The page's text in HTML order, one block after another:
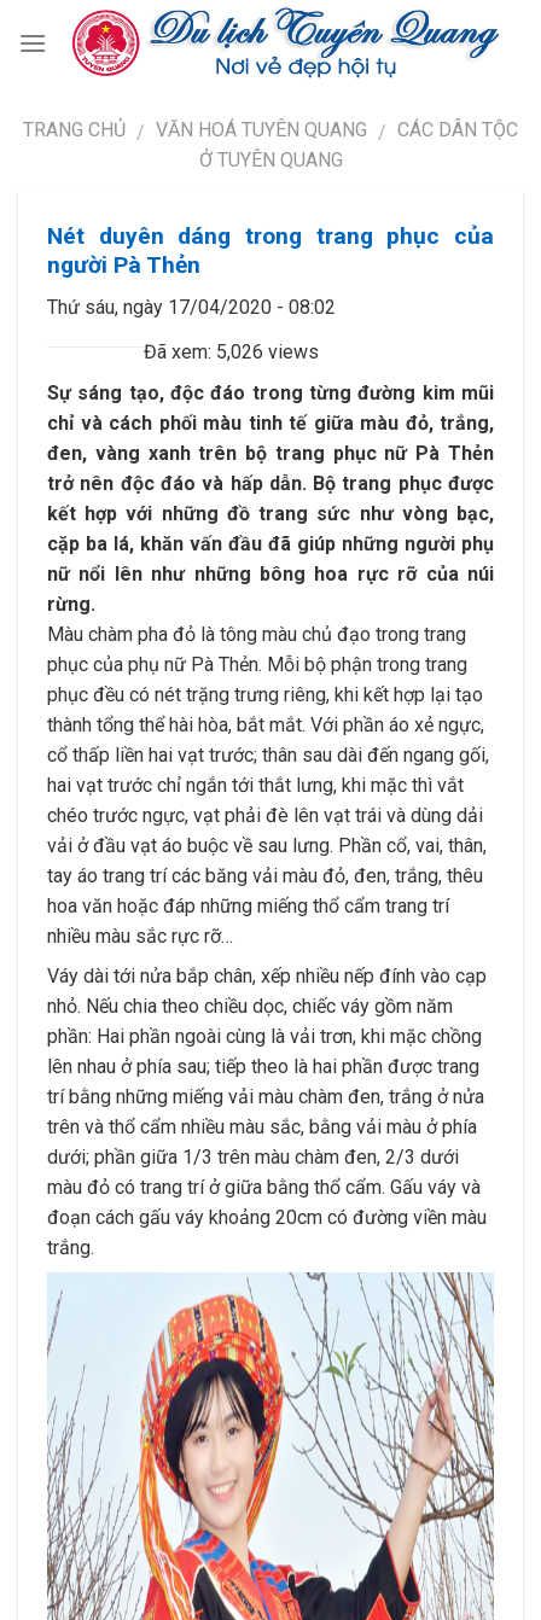
TRANG CHỦ / VĂN HOÁ TUYÊN QUANG / CÁC DÂN TỘC
Ở TUYÊN QUANG
Nét duyên dáng trong trang phục của
người Pà Thẻn
Thứ sáu, ngày 17/04/2020 - 08:02
Đã xem: 5,026 views
Sự sáng tạo, độc đáo trong từng đường kim mũi
chỉ và cách phối màu tinh tế giữa màu đỏ, trắng,
đen, vàng xanh trên bộ trang phục nữ Pà Thẻn
trở nên độc đáo và hấp dẫn. Bộ trang phục được
kết hợp với những đồ trang sức như vòng bạc,
cặp ba lá, khăn vấn đầu đã giúp những người phụ
nữ nổi lên như những bông hoa rực rỡ của núi
rừng.
Màu chàm pha đỏ là tông màu chủ đạo trong trang
phục của phụ nữ Pà Thẻn. Mỗi bộ phận trong trang
phục đều có nét trặng trưng riêng, khi kết hợp lại tạo
thành tổng thể hài hòa, bắt mắt. Với phần áo xẻ ngực,
cổ thấp liền hai vạt trước; thân sau dài đến ngang gối,
hai vạt trước chỉ ngắn tới thắt lưng, khi mặc thì vắt
chéo trước ngực, vạt phải đè lên vạt trái và dùng dải
vải ở đầu vạt áo buộc về sau lưng. Phần cổ, vai, thân,
tay áo trang trí các băng vải màu đỏ, đen, trắng, thêu
hoa văn hoặc đáp những miếng thổ cẩm trang trí
nhiều màu sắc rực rỡ…
Váy dài tới nửa bắp chân, xếp nhiều nếp đính vào cạp
nhỏ. Nếu chia theo chiều dọc, chiếc váy gồm năm
phần: Hai phần ngoài cùng là vải trơn, khi mặc chồng
lên nhau ở phía sau; tiếp theo là hai phần được trang
trí bằng những miếng vải màu chàm đen, trắng ở nửa
trên và thổ cẩm nhiều màu sắc, bằng vải màu ở phía
dưới; phần giữa 1/3 trên màu chàm đen, 2/3 dưới
màu đỏ có trang trí ở giữa bằng thổ cẩm. Gấu váy và
đoạn cách gấu váy khoảng 20cm có đường viền màu
trắng.